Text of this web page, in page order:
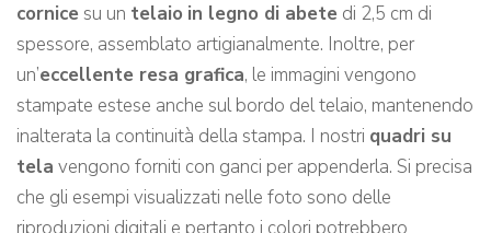
cornice su un telaio in legno di abete di 2,5 cm di
spessore, assemblato artigianalmente. Inoltre, per
un’eccellente resa grafica, le immagini vengono
stampate estese anche sul bordo del telaio, mantenendo
inalterata la continuità della stampa. I nostri quadri su
tela vengono forniti con ganci per appenderla. Si precisa
che gli esempi visualizzati nelle foto sono delle